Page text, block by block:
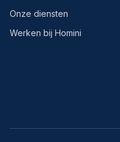
Onze diensten
Werken bij Homini